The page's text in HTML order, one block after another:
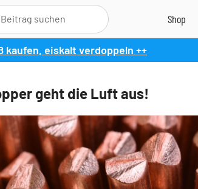
kaufen, eiskalt verdoppeln ++
geht die Luft aus!